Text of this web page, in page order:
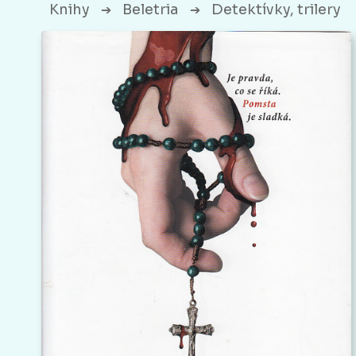
Knihy ➔ Beletria ➔ Detektívky, trilery